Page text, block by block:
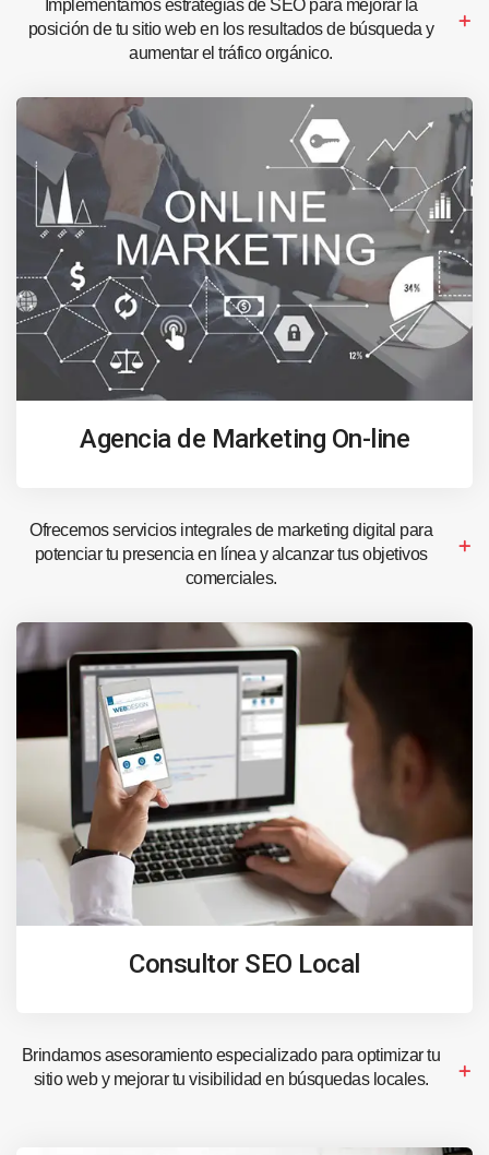
Implementamos estrategias de SEO para mejorar la
posición de tu sitio web en los resultados de búsqueda y
aumentar el tráfico orgánico.
Agencia de Marketing On-line
Ofrecemos servicios integrales de marketing digital para
potenciar tu presencia en línea y alcanzar tus objetivos
comerciales.
Consultor SEO Local
Brindamos asesoramiento especializado para optimizar tu
sitio web y mejorar tu visibilidad en búsquedas locales.